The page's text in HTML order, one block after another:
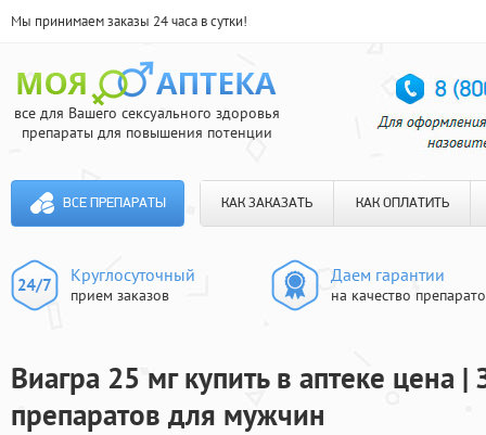
Мы принимаем заказы 24 часа в сутки!
все для Вашего сексуального здоровья
препараты для повышения потенции
ВСЕ ПРЕПАРАТЫ КАК ЗАКАЗАТЬ КАК ОПЛАТИТЬ
Круглосуточный
прием заказов
Даем гарантии
на качество
Виагра 25 мг купить в аптеке цена
препаратов для мужчин